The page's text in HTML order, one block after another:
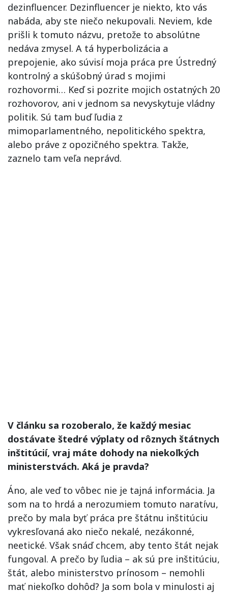
dezinfluencer. Dezinfluencer je niekto, kto vás
nabáda, aby ste niečo nekupovali. Neviem, kde
prišli k tomuto názvu, pretože to absolútne
nedáva zmysel. A tá hyperbolizácia a
prepojenie, ako súvisí moja práca pre Ústredný
kontrolný a skúšobný úrad s mojimi
rozhovormi… Keď si pozrite mojich ostatných 20
rozhovorov, ani v jednom sa nevyskytuje vládny
politik. Sú tam buď ľudia z
mimoparlamentného, nepolitického spektra,
alebo práve z opozičného spektra. Takže,
zaznelo tam veľa neprávd.
V článku sa rozoberalo, že každý mesiac
dostávate štedré výplaty od rôznych štátnych
inštitúcií, vraj máte dohody na niekoľkých
ministerstvách. Aká je pravda?
Áno, ale veď to vôbec nie je tajná informácia. Ja
som na to hrdá a nerozumiem tomuto naratívu,
prečo by mala byť práca pre štátnu inštitúciu
vykresľovaná ako niečo nekalé, nezákonné,
neetické. Však snáď chcem, aby tento štát nejak
fungoval. A prečo by ľudia – ak sú pre inštitúciu,
štát, alebo ministerstvo prínosom – nemohli
mať niekoľko dohôd? Ja som bola v minulosti aj